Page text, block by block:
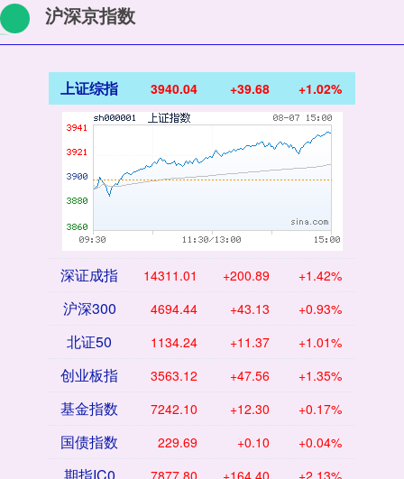
沪深京指数
上证综指 3940.04 +39.68 +1.02%
深证成指 14311.01 +200.89 +1.42%
沪深300 4694.44 +43.13 +0.93%
北证50 1134.24 +11.37 +1.01%
创业板指 3563.12 +47.56 +1.35%
基金指数 7242.10 +12.30 +0.17%
国债指数 229.69 +0.10 +0.04%